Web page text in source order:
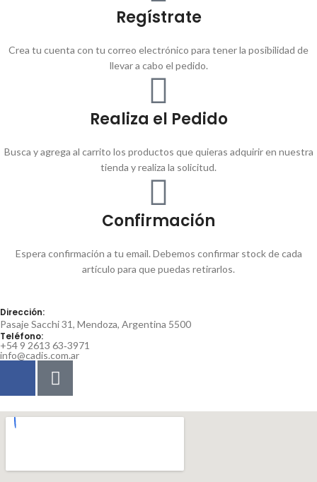
Regístrate
Crea tu cuenta con tu correo electrónico para tener la posibilidad de
llevar a cabo el pedido.
Realiza el Pedido
Busca y agrega al carrito los productos que quieras adquirir en nuestra
tienda y realiza la solicitud.
Confirmación
Espera confirmación a tu email. Debemos confirmar stock de cada
artículo para que puedas retirarlos.
Dirección:
Pasaje Sacchi 31, Mendoza, Argentina 5500
Teléfono:
‪+54 9 2613 63‑3971‬
info@cadis.com.ar